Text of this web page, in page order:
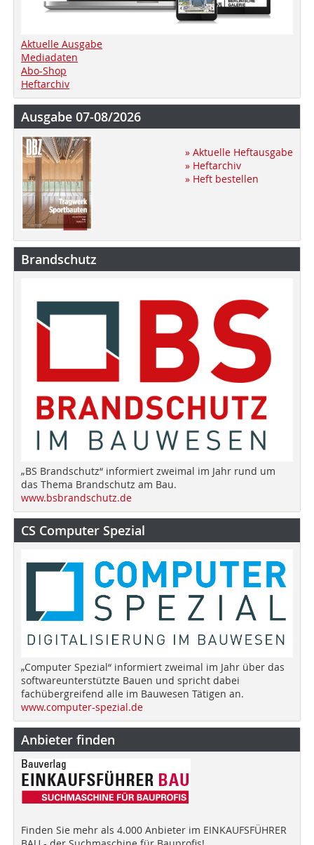
Aktuelle Ausgabe
Mediadaten
Abo-Shop
Heftarchiv
Ausgabe 07-08/2026
» Aktuelle Heftausgabe
» Heftarchiv
» Heft bestellen
Brandschutz
„BS Brandschutz“ informiert zweimal im Jahr rund um
das Thema Brandschutz am Bau.
www.bsbrandschutz.de
CS Computer Spezial
„Computer Spezial“ informiert zweimal im Jahr über das
softwareunterstützte Bauen und spricht dabei
fachübergreifend alle im Bauwesen Tätigen an.
www.computer-spezial.de
Anbieter finden
Finden Sie mehr als 4.000 Anbieter im EINKAUFSFÜHRER